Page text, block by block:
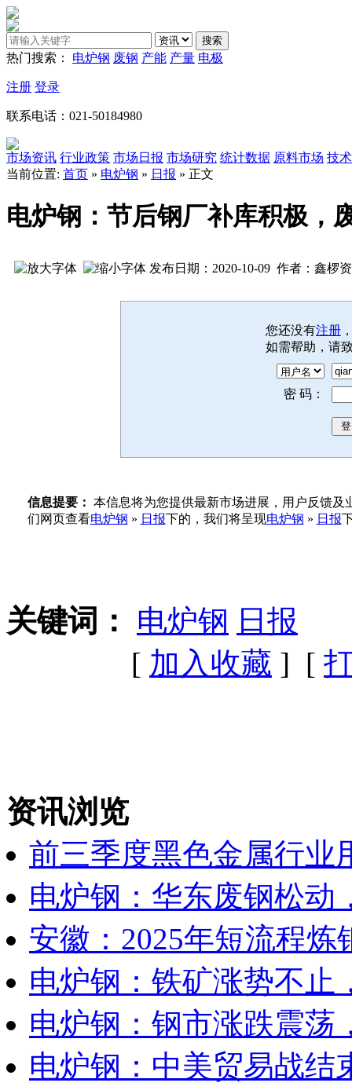
热门搜索： 电炉钢 废钢 产能 产量 电极
注册 登录
联系电话：021-50184980
市场资讯 行业政策 市场日报 市场研究 统计数据 原料市场 技
当前位置: 首页 » 电炉钢 » 日报 » 正文
电炉钢：节后钢厂补库积极，
发布日期：2020-10-09 作者：鑫椤
您还没有注册
如需帮助，请
密 码：
信息提要： 本信息将为您提供最新市场进展，用户反馈
们网页查看电炉钢 » 日报下的，我们将呈现电炉钢 » 日报
关键词： 电炉钢 日报
[ 加入收藏 ] [
资讯浏览
前三季度黑色金属行业
电炉钢：华东废钢松动
安徽：2025年短流程炼
电炉钢：铁矿涨势不止
电炉钢：钢市涨跌震荡
电炉钢：中美贸易战结